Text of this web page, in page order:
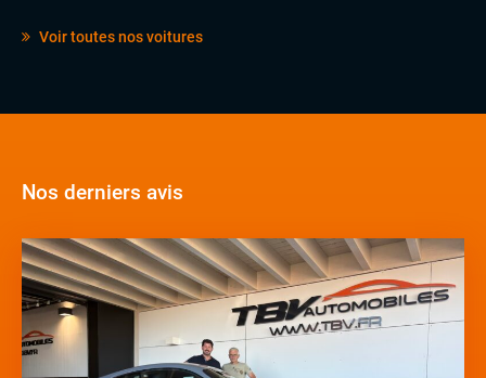
Voir toutes nos voitures
Nos derniers avis